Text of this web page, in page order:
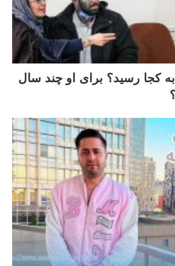
به کجا رسید؟ برای او چند سال